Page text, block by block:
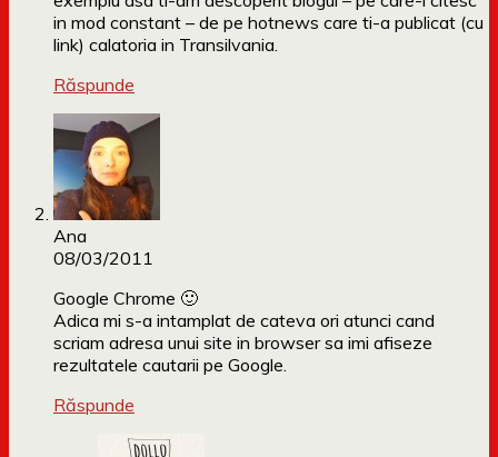
in mod constant – de pe hotnews care ti-a publicat (cu
link) calatoria in Transilvania.
Răspunde
Ana
08/03/2011
Google Chrome 🙂
Adica mi s-a intamplat de cateva ori atunci cand
scriam adresa unui site in browser sa imi afiseze
rezultatele cautarii pe Google.
Răspunde